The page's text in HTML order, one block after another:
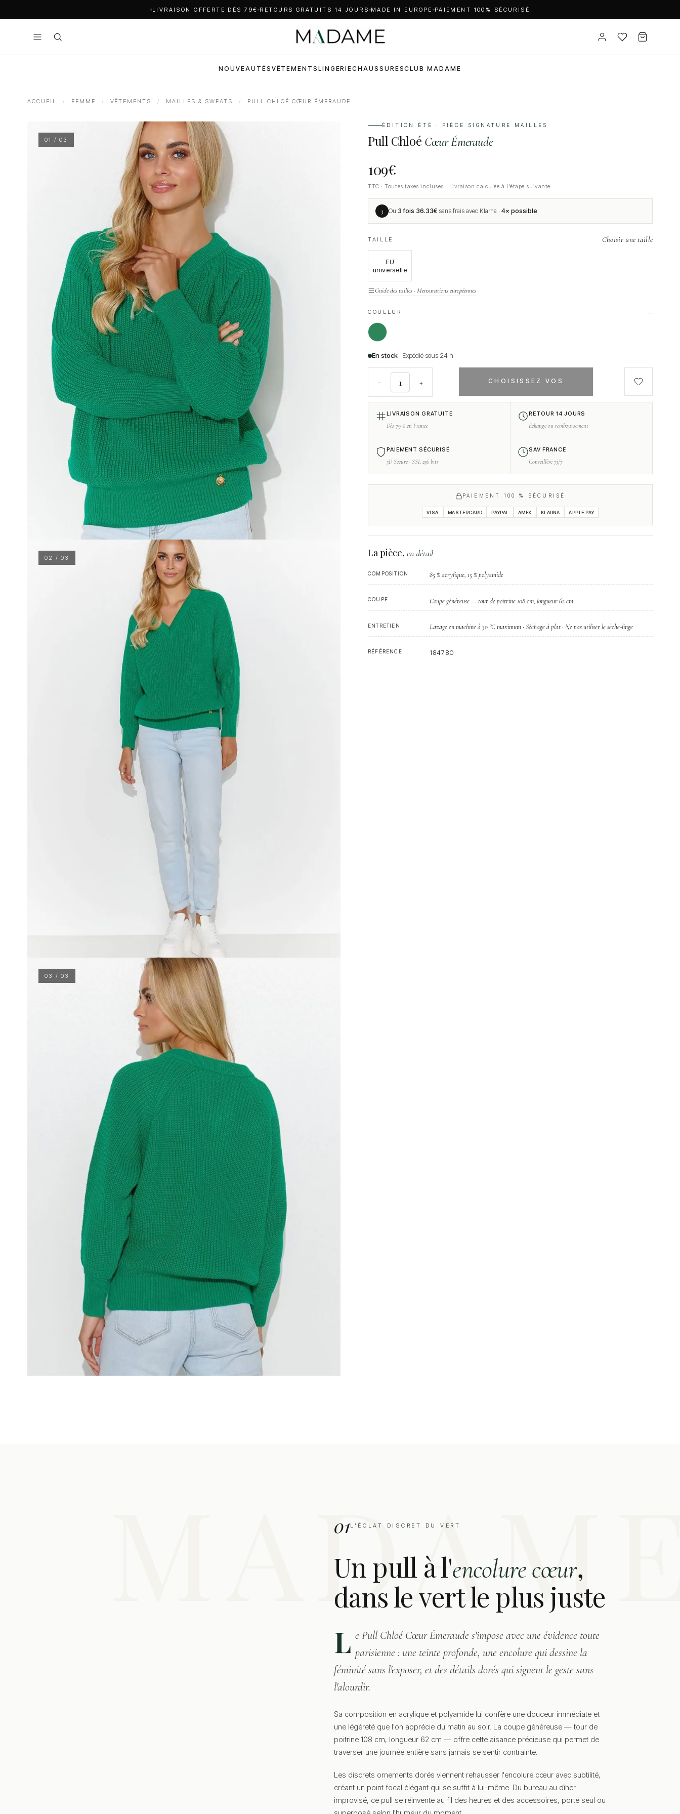
LIVRAISON OFFERTE DÈS 79€ RETOURS GRATUITS 14 JOURS MADE IN EUROPE PAIEMENT 100% SÉCURISÉ
NOUVEAUTÉS VÊTEMENTS LINGERIECHAUSSURESCLUB MADAME
ACCUEIL / FEMME / VÊTEMENTS / MAILLES & SWEATS / PULL CHLOÉ CŒUR ÉMERAUDE
01 / 03
02 / 03
03 / 03
ÉDITION ÉTÉ · PIÈCE SIGNATURE MAILLES
Pull Chloé Cœur Émeraude
109€
TTC · Toutes taxes incluses · Livraison calculée à l'étape suivante
3 Ou 3 fois 36.33€ sans frais avec Klarna ·4× possible
TAILLE Choisir une taille
EU
universelle
Guide des tailles · Mensurations européennes
COULEUR —
En stock · Expédié sous 24 h
− + CHOISISSEZ VOS
LIVRAISON GRATUITE
Dès 79 € en France
RETOUR 14 JOURS
Échange ou remboursement
PAIEMENT SÉCURISÉ
3D Secure · SSL 256 bits
SAV FRANCE
Conseillère 7j/7
PAIEMENT 100 % SÉCURISÉ
VISA MASTERCARD PAYPAL AMEX KLARNA APPLE PAY
La pièce,en détail
COMPOSITION 85 % acrylique, 15 % polyamide
COUPE Coupe généreuse — tour de poitrine108 cm, longueur 62 cm
ENTRETIEN Lavage en machine à 30 °C maximum · Séchage à plat · Ne pas utiliser le sèche-linge
RÉFÉRENCE 184780
01L'ÉCLAT DISCRET DU VERT
Un pull à l'encolure cœur,
dans le vert le plus juste
L e Pull Chloé Cœur Émeraude s'impose avec une évidence toute
parisienne : une teinte profonde, une encolure qui dessine la
féminité sans l'exposer, et des détails dorés qui signent le geste sans
l'alourdir.
Sa composition en acrylique et polyamide lui confère une douceur immédiate et
une légèreté que l'on apprécie du matin au soir. La coupe généreuse — tour de
poitrine 108 cm, longueur 62 cm — offre cette aisance précieuse qui permet de
traverser une journée entière sans jamais se sentir contrainte.
Les discrets ornements dorés viennent rehausser l'encolure cœur avec subtilité,
créant un point focal élégant qui se suffit à lui-même. Du bureau au dîner
improvisé, ce pull se réinvente au fil des heures et des accessoires, porté seul ou